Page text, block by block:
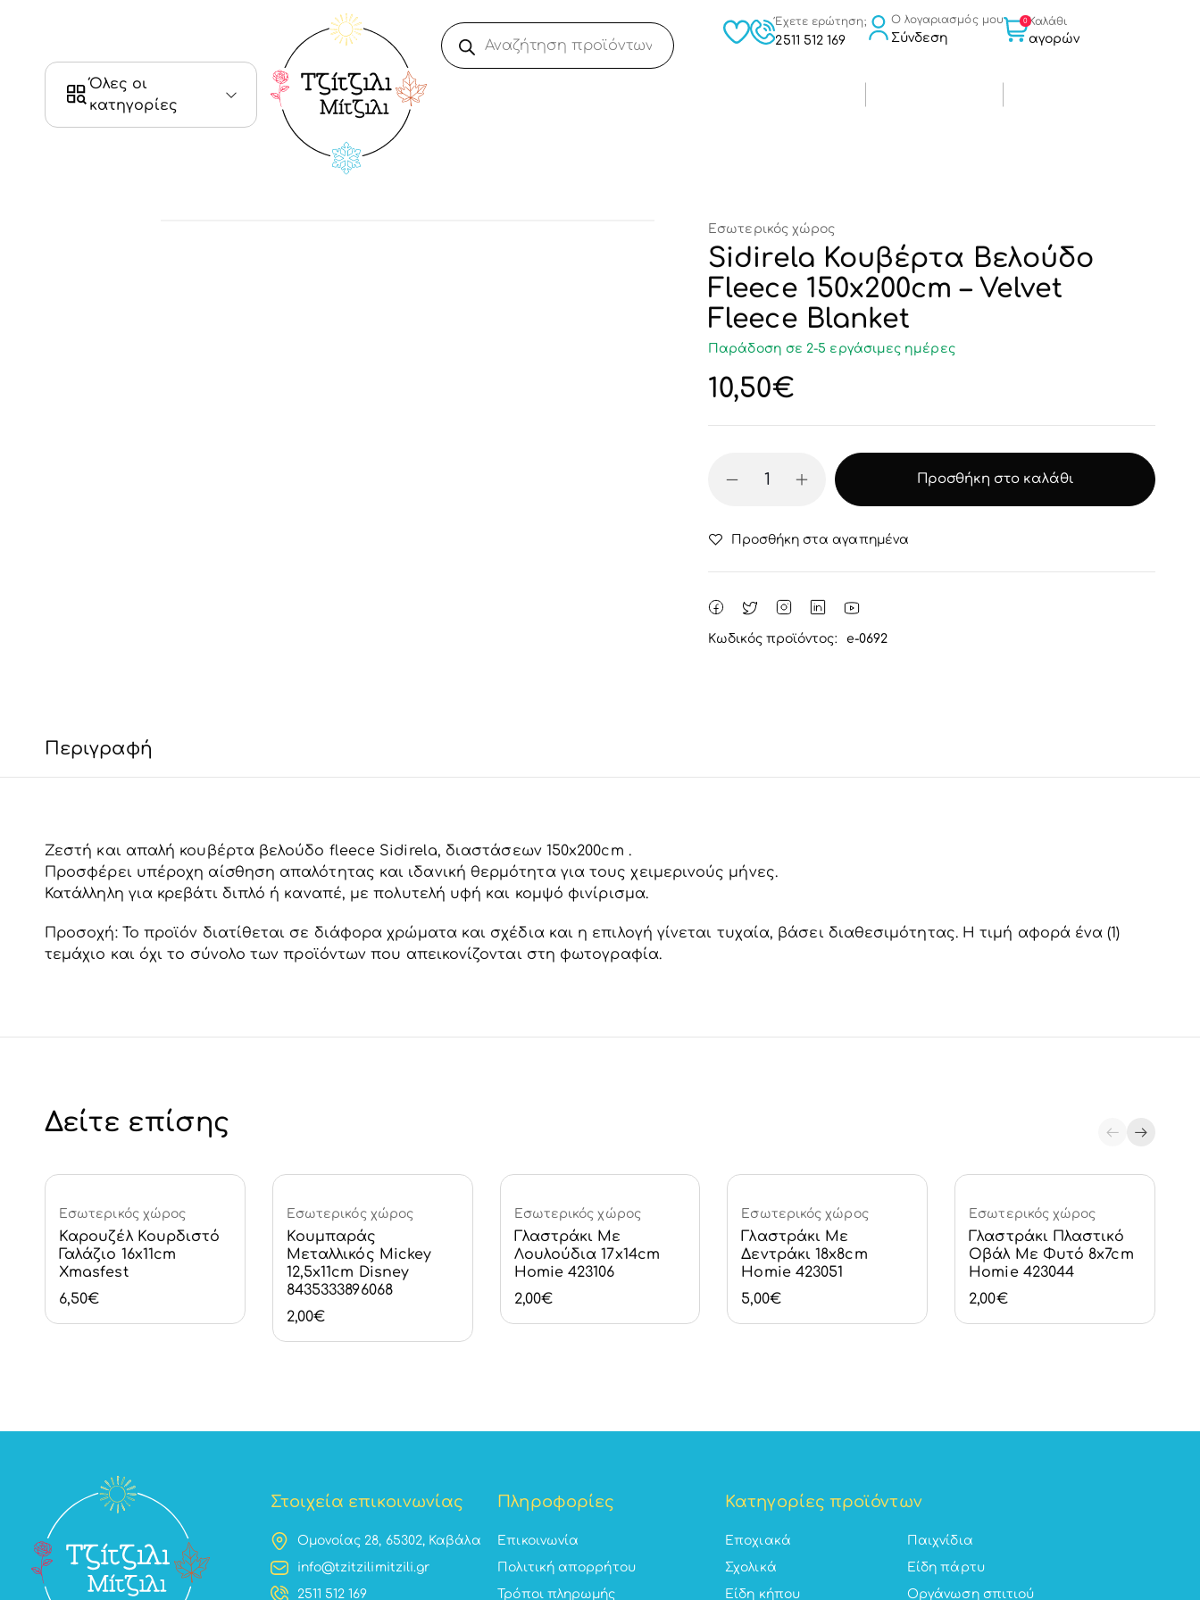
Όλες οι
κατηγορίες
2511 512 169
Έχετε ερώτηση; Ο λογαριασμός μου
Σύνδεση
0Καλάθι
αγορών
Εσωτερικός χώρος
Sidirela Κουβέρτα Βελούδο
Fleece 150x200cm – Velvet
Fleece Blanket
Παράδοση σε 2-5 εργάσιμες ημέρες
10,50€
Προσθήκη στο καλάθι
Προσθήκη στα αγαπημένα
Κωδικός προϊόντος: e-0692
Περιγραφή
Ζεστή και απαλή κουβέρτα βελούδο fleece Sidirela, διαστάσεων 150x200cm .
Προσφέρει υπέροχη αίσθηση απαλότητας και ιδανική θερμότητα για τους χειμερινούς μήνες.
Κατάλληλη για κρεβάτι διπλό ή καναπέ, με πολυτελή υφή και κομψό φινίρισμα.
Προσοχή: Το προϊόν διατίθεται σε διάφορα χρώματα και σχέδια και η επιλογή γίνεται τυχαία, βάσει διαθεσιμότητας. Η τιμή αφορά ένα (1)
τεμάχιο και όχι το σύνολο των προϊόντων που απεικονίζονται στη φωτογραφία.
Δείτε επίσης
Καλάθι
Εσωτερικός χώρος
Καρουζέλ Κουρδιστό
Γαλάζιο 16x11cm
Xmasfest
6,50€
Καλάθι
Εσωτερικός χώρος
Κουμπαράς
Μεταλλικός Mickey
12,5x11cm Disney
8435333896068
2,00€
Καλάθι
Εσωτερικός χώρος
Γλαστράκι Με
Λουλούδια 17x14cm
Homie 423106
2,00€
Καλάθι
Εσωτερικός χώρος
Γλαστράκι Με
Δεντράκι 18x8cm
Homie 423051
5,00€
Καλάθι
Εσωτερικός χώρος
Γλαστράκι Πλαστικό
Οβάλ Με Φυτό 8x7cm
Homie 423044
2,00€
Στοιχεία επικοινωνίας
Ομονοίας 28, 65302, Καβάλα
info@tzitzilimitzili.gr
2511 512 169
Πληροφορίες
Επικοινωνία
Πολιτική απορρήτου
Τρόποι πληρωμής
Κατηγορίες προϊόντων
Εποχιακά
Παιχνίδια
Σχολικά
Είδη πάρτυ
Είδη κήπου
Οργάνωση σπιτιού